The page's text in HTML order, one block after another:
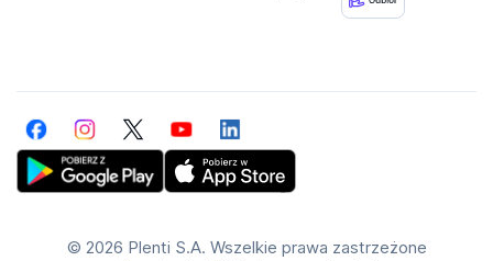
FacebookInstagramTwitterYouTubeLinkedIn
© 2026 Plenti S.A. Wszelkie prawa zastrzeżone